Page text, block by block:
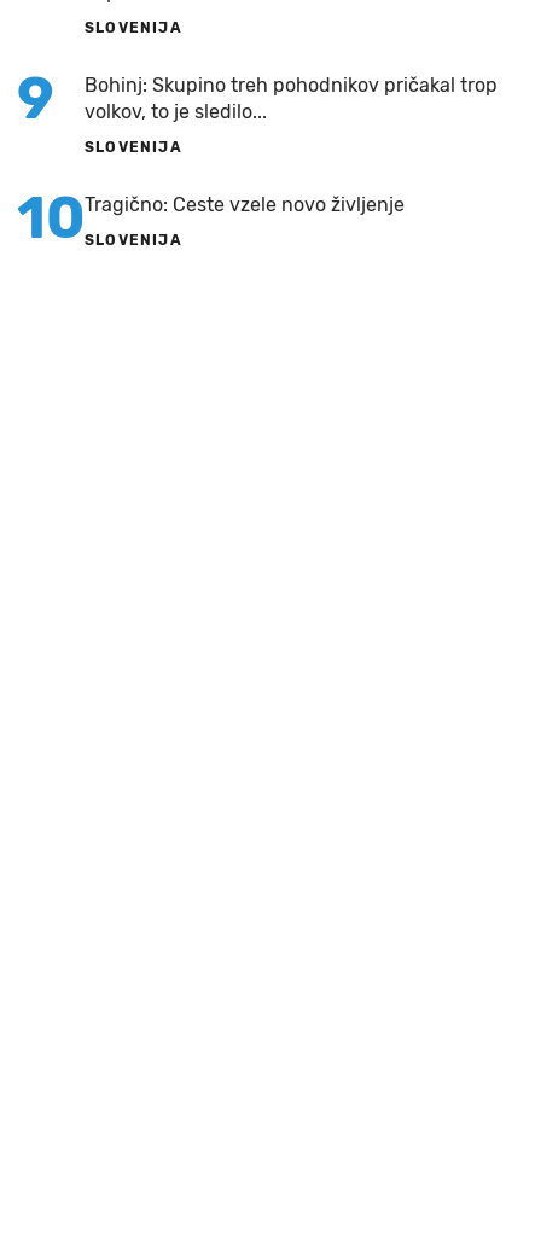
SLOVENIJA
9
Bohinj: Skupino treh pohodnikov pričakal trop
volkov, to je sledilo...
SLOVENIJA
10Tragično: Ceste vzele novo življenje
SLOVENIJA